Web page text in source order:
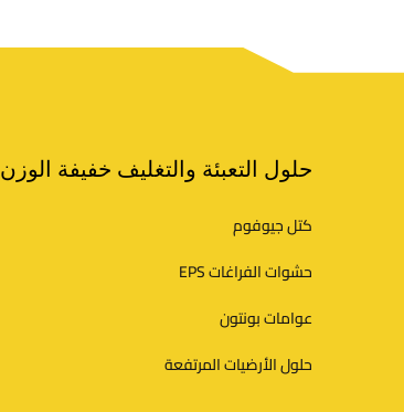
حلول التعبئة والتغليف خفيفة الوزن
كتل جيوفوم
حشوات الفراغات EPS
عوامات بونتون
حلول الأرضيات المرتفعة